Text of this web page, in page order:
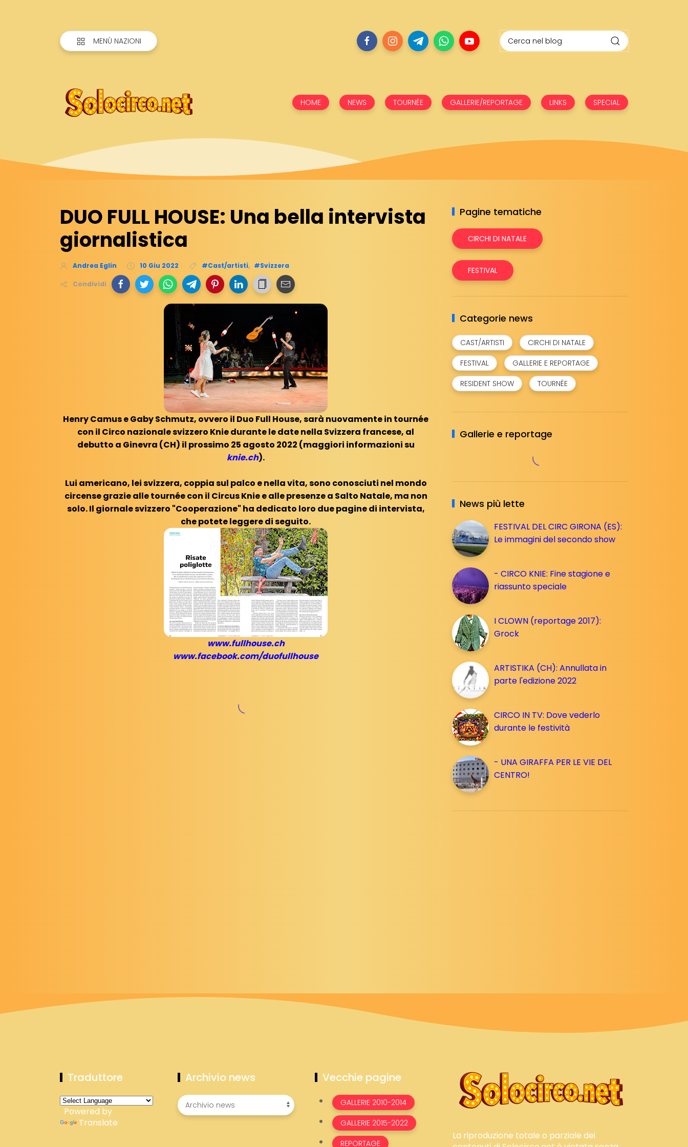
MENÙ NAZIONI
HOME NEWS TOURNÉE GALLERIE/REPORTAGE LINKS SPECIAL
DUO FULL HOUSE: Una bella intervista
giornalistica
Andrea Eglin 10 Giu 2022 #Cast/artisti, #Svizzera
Condividi
Henry Camus e Gaby Schmutz, ovvero il Duo Full House, sarà nuovamente in tournée
con il Circo nazionale svizzero Knie durante le date nella Svizzera francese, al
debutto a Ginevra (CH) il prossimo 25 agosto 2022 (maggiori informazioni su
knie.ch).
Lui americano, lei svizzera, coppia sul palco e nella vita, sono conosciuti nel mondo
circense grazie alle tournée con il Circus Knie e alle presenze a Salto Natale, ma non
solo. Il giornale svizzero "Cooperazione" ha dedicato loro due pagine di intervista,
che potete leggere di seguito.
www.fullhouse.ch
www.facebook.com/duofullhouse
Pagine tematiche
CIRCHI DI NATALE
FESTIVAL
Categorie news
CAST/ARTISTI
CIRCHI DI NATALE
FESTIVAL
GALLERIE E REPORTAGE
RESIDENT SHOW
TOURNÉE
Gallerie e reportage
News più lette
FESTIVAL DEL CIRC GIRONA (ES):
Le immagini del secondo show
- CIRCO KNIE: Fine stagione e
riassunto speciale
I CLOWN (reportage 2017):
Grock
ARTISTIKA (CH): Annullata in
parte l'edizione 2022
CIRCO IN TV: Dove vederlo
durante le festività
- UNA GIRAFFA PER LE VIE DEL
CENTRO!
Traduttore
Powered by
Translate
Archivio news Vecchie pagine
GALLERIE 2010-2014
GALLERIE 2015-2022
REPORTAGE
La riproduzione totale o parziale dei